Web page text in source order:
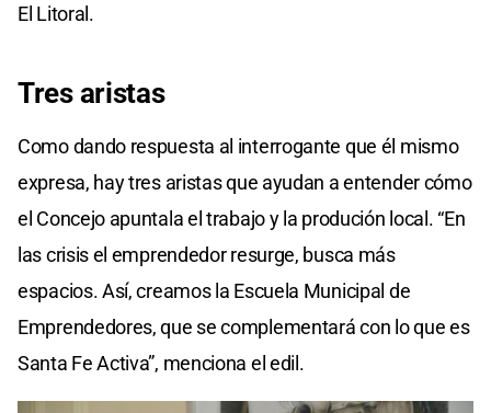
El Litoral.
Tres aristas
Como dando respuesta al interrogante que él mismo
expresa, hay tres aristas que ayudan a entender cómo
el Concejo apuntala el trabajo y la produción local. “En
las crisis el emprendedor resurge, busca más
espacios. Así, creamos la Escuela Municipal de
Emprendedores, que se complementará con lo que es
Santa Fe Activa”, menciona el edil.